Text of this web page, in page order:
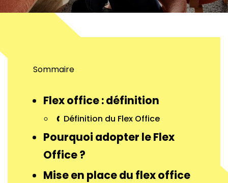
Sommaire
Flex office : définition
Définition du Flex Office
Pourquoi adopter le Flex
Office ?
Mise en place du flex office